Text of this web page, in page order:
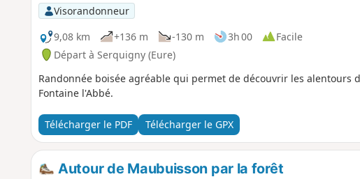
Visorandonneur
9,08 km
+136 m -130 m 3h 00
Facile
Départ à Serquigny (Eure)
Randonnée boisée agréable qui permet de découvrir les alentours
Fontaine l'Abbé.
Télécharger le PDF Télécharger le GPX
Autour de Maubuisson par la forêt